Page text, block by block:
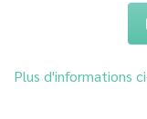
Plus d'informations